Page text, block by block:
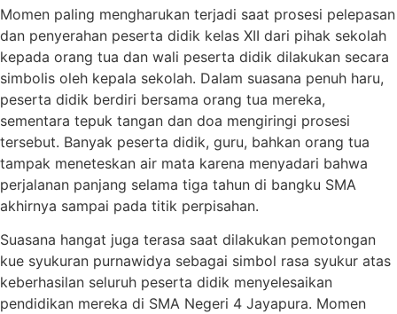
Momen paling mengharukan terjadi saat prosesi pelepasan
dan penyerahan peserta didik kelas XII dari pihak sekolah
kepada orang tua dan wali peserta didik dilakukan secara
simbolis oleh kepala sekolah. Dalam suasana penuh haru,
peserta didik berdiri bersama orang tua mereka,
sementara tepuk tangan dan doa mengiringi prosesi
tersebut. Banyak peserta didik, guru, bahkan orang tua
tampak meneteskan air mata karena menyadari bahwa
perjalanan panjang selama tiga tahun di bangku SMA
akhirnya sampai pada titik perpisahan.
Suasana hangat juga terasa saat dilakukan pemotongan
kue syukuran purnawidya sebagai simbol rasa syukur atas
keberhasilan seluruh peserta didik menyelesaikan
pendidikan mereka di SMA Negeri 4 Jayapura. Momen